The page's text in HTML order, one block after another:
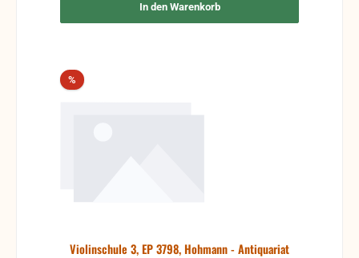
In den Warenkorb
%Rabatt
Violinschule 3, EP 3798, Hohmann - Antiquariat